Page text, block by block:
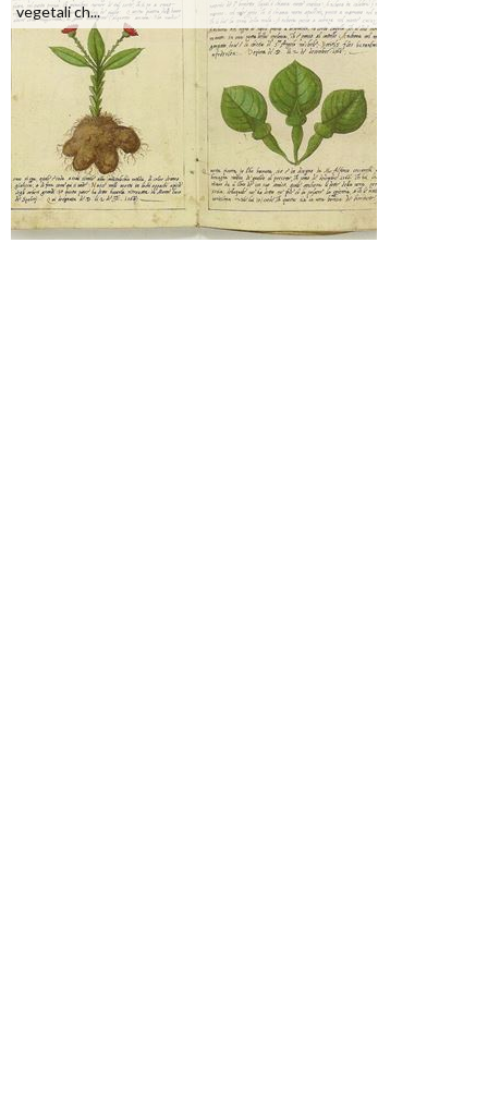
vegetali ch...